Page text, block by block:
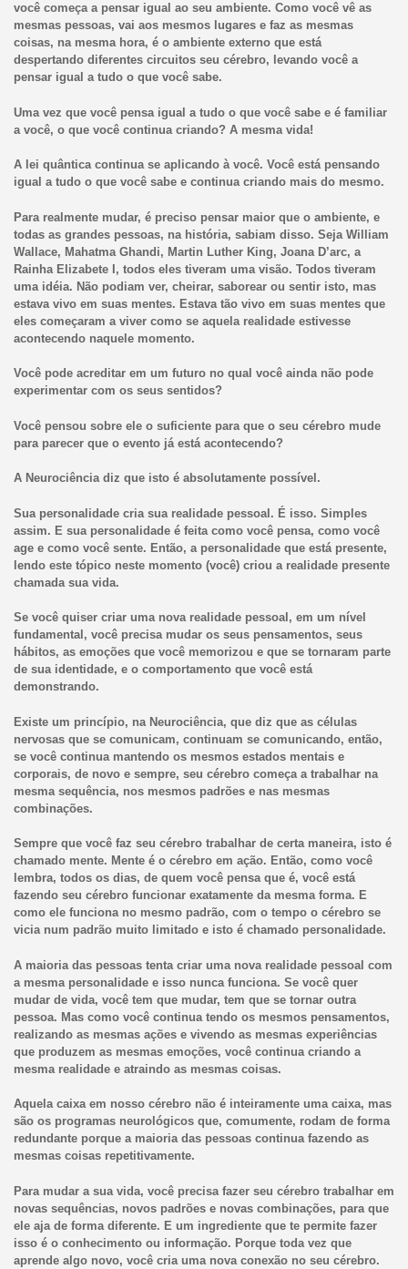
você começa a pensar igual ao seu ambiente. Como você vê as
mesmas pessoas, vai aos mesmos lugares e faz as mesmas
coisas, na mesma hora, é o ambiente externo que está
despertando diferentes circuitos seu cérebro, levando você a
pensar igual a tudo o que você sabe.
Uma vez que você pensa igual a tudo o que você sabe e é familiar
a você, o que você continua criando? A mesma vida!
A lei quântica continua se aplicando à você. Você está pensando
igual a tudo o que você sabe e continua criando mais do mesmo.
Para realmente mudar, é preciso pensar maior que o ambiente, e
todas as grandes pessoas, na história, sabiam disso. Seja William
Wallace, Mahatma Ghandi, Martin Luther King, Joana D’arc, a
Rainha Elizabete I, todos eles tiveram uma visão. Todos tiveram
uma idéia. Não podiam ver, cheirar, saborear ou sentir isto, mas
estava vivo em suas mentes. Estava tão vivo em suas mentes que
eles começaram a viver como se aquela realidade estivesse
acontecendo naquele momento.
Você pode acreditar em um futuro no qual você ainda não pode
experimentar com os seus sentidos?
Você pensou sobre ele o suficiente para que o seu cérebro mude
para parecer que o evento já está acontecendo?
A Neurociência diz que isto é absolutamente possível.
Sua personalidade cria sua realidade pessoal. É isso. Simples
assim. E sua personalidade é feita como você pensa, como você
age e como você sente. Então, a personalidade que está presente,
lendo este tópico neste momento (você) criou a realidade presente
chamada sua vida.
Se você quiser criar uma nova realidade pessoal, em um nível
fundamental, você precisa mudar os seus pensamentos, seus
hábitos, as emoções que você memorizou e que se tornaram parte
de sua identidade, e o comportamento que você está
demonstrando.
Existe um princípio, na Neurociência, que diz que as células
nervosas que se comunicam, continuam se comunicando, então,
se você continua mantendo os mesmos estados mentais e
corporais, de novo e sempre, seu cérebro começa a trabalhar na
mesma sequência, nos mesmos padrões e nas mesmas
combinações.
Sempre que você faz seu cérebro trabalhar de certa maneira, isto é
chamado mente. Mente é o cérebro em ação. Então, como você
lembra, todos os dias, de quem você pensa que é, você está
fazendo seu cérebro funcionar exatamente da mesma forma. E
como ele funciona no mesmo padrão, com o tempo o cérebro se
vicia num padrão muito limitado e isto é chamado personalidade.
A maioria das pessoas tenta criar uma nova realidade pessoal com
a mesma personalidade e isso nunca funciona. Se você quer
mudar de vida, você tem que mudar, tem que se tornar outra
pessoa. Mas como você continua tendo os mesmos pensamentos,
realizando as mesmas ações e vivendo as mesmas experiências
que produzem as mesmas emoções, você continua criando a
mesma realidade e atraindo as mesmas coisas.
Aquela caixa em nosso cérebro não é inteiramente uma caixa, mas
são os programas neurológicos que, comumente, rodam de forma
redundante porque a maioria das pessoas continua fazendo as
mesmas coisas repetitivamente.
Para mudar a sua vida, você precisa fazer seu cérebro trabalhar em
novas sequências, novos padrões e novas combinações, para que
ele aja de forma diferente. E um ingrediente que te permite fazer
isso é o conhecimento ou informação. Porque toda vez que
aprende algo novo, você cria uma nova conexão no seu cérebro.